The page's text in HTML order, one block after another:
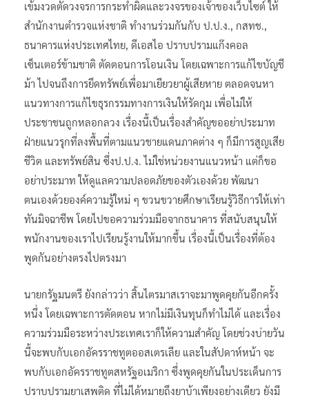
เข้มงวดตัดวงจรการกระทำผิดและวงจรของเจ้าของเว็บไซต์ ให้
สำนักงานตำรวจแห่งชาติ ทำงานร่วมกันกับ ป.ป.ง., กสทช.,
ธนาคารแห่งประเทศไทย, ดีเอสไอ ปราบปรามแก๊งคอล
เซ็นเตอร์ข้ามชาติ ตัดตอนการโอนเงิน โดยเฉพาะการแก้ไขบัญชี
ม้า ไปจนถึงการยึดทรัพย์เพื่อมาเยียวยาผู้เสียหาย ตลอดจนหา
แนวทางการแก้ไขธุรกรรมทางการเงินให้รัดกุม เพื่อไม่ให้
ประชาชนถูกหลอกลวง เรื่องนี้เป็นเรื่องสำคัญขออย่าประมาท
ฝ่ายแนวรุกที่ลงพื้นที่ตามแนวชายแดนภาคต่าง ๆ ก็มีการสูญเสีย
ชีวิต และทรัพย์สิน ซึ่งป.ป.ง. ไม่ใช่หน่วยงานแนวหน้า แต่ก็ขอ
อย่าประมาท ให้ดูแลความปลอดภัยของตัวเองด้วย พัฒนา
ตนเองด้วยองค์ความรู้ใหม่ ๆ ขวนขวายศึกษาเรียนรู้วิธีการให้เท่า
ทันมิจฉาชีพ โดยไปขอความร่วมมือจากธนาคาร ที่สนับสนุนให้
พนักงานของเราไปเรียนรู้งานให้มากขึ้น เรื่องนี้เป็นเรื่องที่ต้อง
พูดกันอย่างตรงไปตรงมา
นายกรัฐมนตรี ยังกล่าวว่า สิ้นไตรมาสเราจะมาพูดคุยกันอีกครั้ง
หนึ่ง โดยเฉพาะการตัดตอน หากไม่มีเงินทุนก็ทำไม่ได้ และเรื่อง
ความร่วมมือระหว่างประเทศเราก็ให้ความสำคัญ โดยช่วงบ่ายวัน
นี้จะพบกับเอกอัครราชทูตออสเตรเลีย และในสัปดาห์หน้า จะ
พบกับเอกอัครราชทูตสหรัฐอเมริกา ซึ่งพูดคุยกันในประเด็นการ
ปราบปรามยาเสพติด ที่ไม่ได้หมายถึงยาบ้าเพียงอย่างเดียว ยังมี